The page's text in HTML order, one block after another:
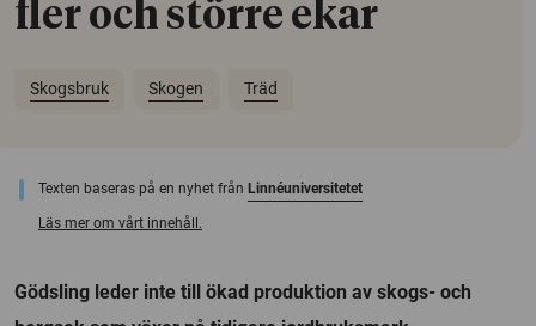
fler och större ekar
Skogsbruk Skogen Träd
Texten baseras på en nyhet från Linnéuniversitetet
Läs mer om vårt innehåll.
Gödsling leder inte till ökad produktion av skogs- och